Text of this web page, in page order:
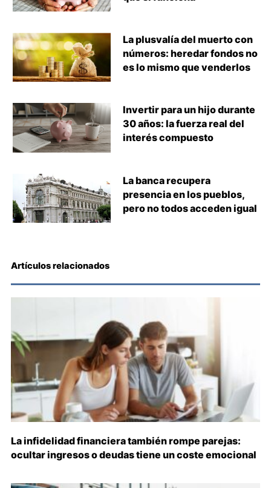
La plusvalía del muerto con
números: heredar fondos no
es lo mismo que venderlos
Invertir para un hijo durante
30 años: la fuerza real del
interés compuesto
La banca recupera
presencia en los pueblos,
pero no todos acceden igual
Artículos relacionados
La infidelidad financiera también rompe parejas:
ocultar ingresos o deudas tiene un coste emocional